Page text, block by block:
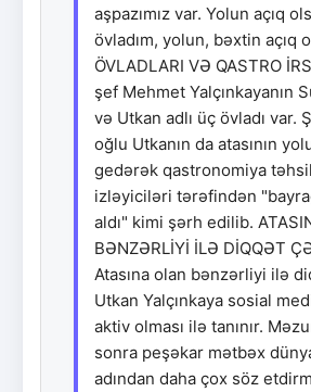
aşpazımız var. Yolun açıq
övladım, yolun, bəxtin açıq
ÖVLADLARI VƏ QASTRO
şef Mehmet Yalçınkayanın
və Utkan adlı üç övladı var.
oğlu Utkanın da atasının
gedərək qastronomiya
izləyiciləri tərəfindən
aldı" kimi şərh edilib.
BƏNZƏRLİYİ İLƏ DİQQƏT
Atasına olan bənzərliyi ilə
Utkan Yalçınkaya sosial
aktiv olması ilə tanınır.
sonra peşəkar mətbəx
adından daha çox söz